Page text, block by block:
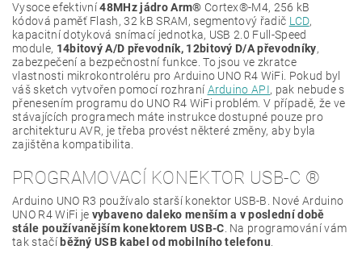
Vysoce efektivní48MHz jádro Arm® Cortex®-M4, 256 kB
kódová paměť Flash, 32 kB SRAM, segmentový řadič LCD,
kapacitní dotyková snímací jednotka, USB 2.0 Full-Speed
module, 14bitový A/D převodník, 12bitový D/A převodníky,
zabezpečení a bezpečnostní funkce. To jsou ve zkratce
vlastnosti mikrokontroléru pro Arduino UNO R4 WiFi. Pokud byl
váš sketch vytvořen pomocí rozhraní Arduino API, pak nebude s
přenesením programu do UNO R4 WiFi problém. V případě, že ve
stávajících programech máte instrukce dostupné pouze pro
architekturu AVR, je třeba provést některé změny, aby byla
zajištěna kompatibilita.
PROGRAMOVACÍ KONEKTOR USB-C ®
Arduino UNO R3 používalo starší konektor USB-B. Nové Arduino
UNO R4 WiFi je vybaveno daleko menším a v poslední době
stále používanějším konektorem USB-C. Na programování vám
tak stačí běžný USB kabel od mobilního telefonu.